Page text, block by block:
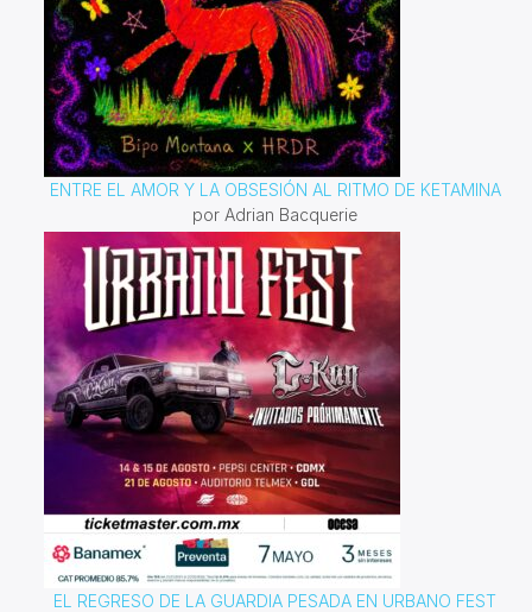
ENTRE EL AMOR Y LA OBSESIÓN AL RITMO DE KETAMINA
por Adrian Bacquerie
EL REGRESO DE LA GUARDIA PESADA EN URBANO FEST